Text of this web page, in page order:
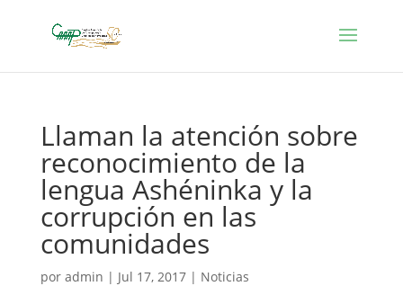
Llaman la atención sobre
reconocimiento de la
lengua Ashéninka y la
corrupción en las
comunidades
por admin | Jul 17, 2017| Noticias